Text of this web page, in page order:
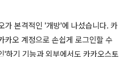
가 본격적인 '개방'에 나섰습니다. 카
카오 계정으로 손쉽게 로그인할 수
'하기 기능과 외부에서도 카카오스토